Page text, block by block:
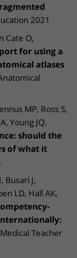
2021
Cate O,
for using a
atlases
MP, Ross S,
Young JQ.
should the
of what it
Busari J,
LD, Hall AK,
Teacher